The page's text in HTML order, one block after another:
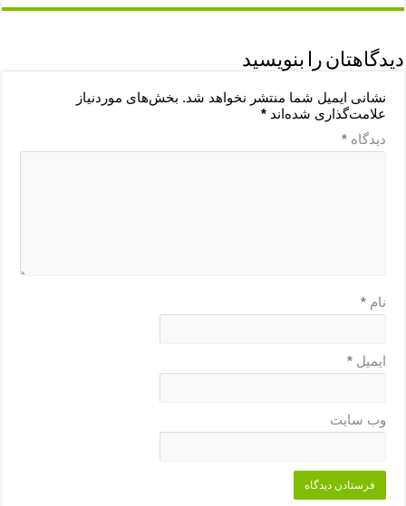
دیدگاهتان را بنویسید
نشانی ایمیل شما منتشر نخواهد شد. بخش‌های موردنیاز
علامت‌گذاری شده‌اند*
دیدگاه*
نام*
ایمیل*
وب‌ سایت